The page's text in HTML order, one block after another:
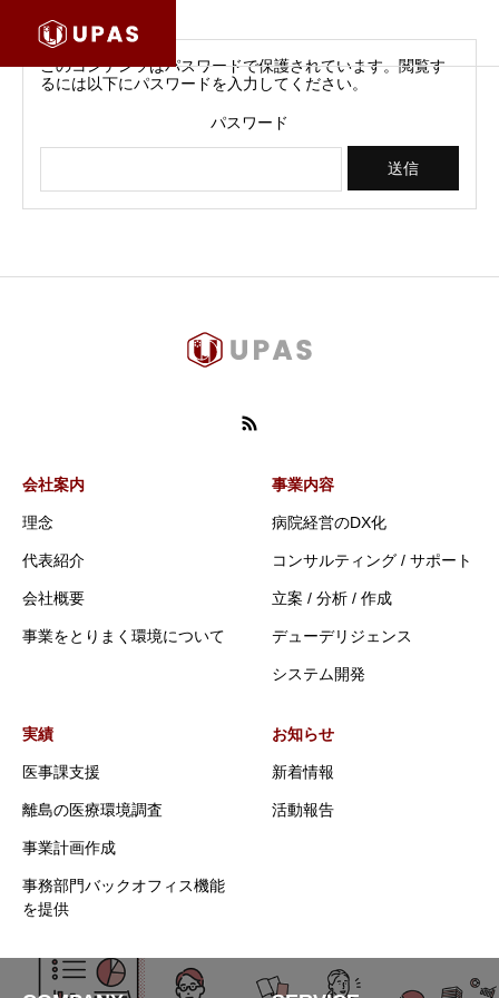
このコンテンツはパスワードで保護されています。閲覧す
るには以下にパスワードを入力してください。
パスワード
会社案内
理念
代表紹介
会社概要
事業をとりまく環境について
事業内容
病院経営のDX化
コンサルティング / サポート
立案 / 分析 / 作成
デューデリジェンス
システム開発
実績
医事課支援
離島の医療環境調査
事業計画作成
事務部門バックオフィス機能
を提供
お知らせ
新着情報
活動報告